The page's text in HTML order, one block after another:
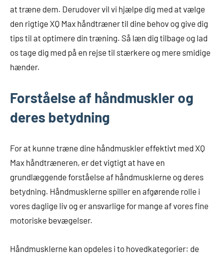
at træne dem. Derudover vil vi hjælpe dig med at vælge
den rigtige XQ Max håndtræner til dine behov og give dig
tips til at optimere din træning. Så læn dig tilbage og lad
os tage dig med på en rejse til stærkere og mere smidige
hænder.
Forståelse af håndmuskler og
deres betydning
For at kunne træne dine håndmuskler effektivt med XQ
Max håndtræneren, er det vigtigt at have en
grundlæggende forståelse af håndmusklerne og deres
betydning. Håndmusklerne spiller en afgørende rolle i
vores daglige liv og er ansvarlige for mange af vores fine
motoriske bevægelser.
Håndmusklerne kan opdeles i to hovedkategorier: de